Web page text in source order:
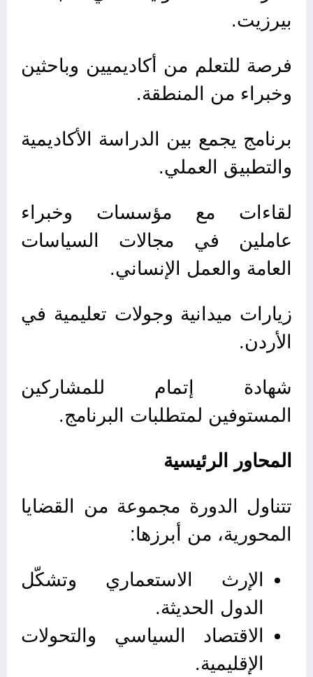
بيرزيت.
فرصة للتعلم من أكاديميين وباحثين
وخبراء من المنطقة.
برنامج يجمع بين الدراسة الأكاديمية
والتطبيق العملي.
لقاءات مع مؤسسات وخبراء
عاملين في مجالات السياسات
العامة والعمل الإنساني.
زيارات ميدانية وجولات تعليمية في
الأردن.
شهادة إتمام للمشاركين
المستوفين لمتطلبات البرنامج.
المحاور الرئيسية
تتناول الدورة مجموعة من القضايا
المحورية، من أبرزها:
الإرث الاستعماري وتشكّل
الدول الحديثة.
الاقتصاد السياسي والتحولات
الإقليمية.